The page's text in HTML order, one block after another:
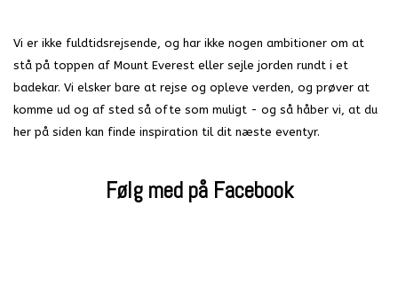
Vi er ikke fuldtidsrejsende, og har ikke nogen ambitioner om at
stå på toppen af Mount Everest eller sejle jorden rundt i et
badekar. Vi elsker bare at rejse og opleve verden, og prøver at
komme ud og af sted så ofte som muligt - og så håber vi, at du
her på siden kan finde inspiration til dit næste eventyr.
Følg med på Facebook